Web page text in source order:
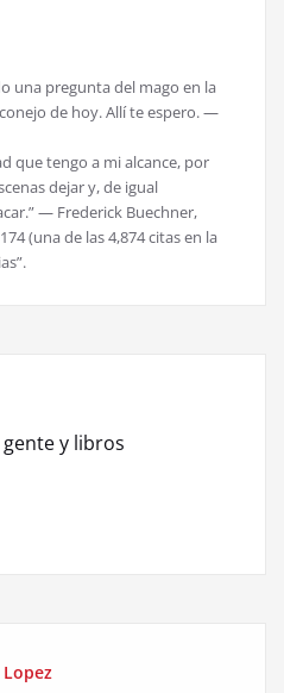
una pregunta del mago en la
de hoy. Allí te espero. —
que tengo a mi alcance, por
dejar y, de igual
— Frederick Buechner,
(una de las 4,874 citas en la
y libros